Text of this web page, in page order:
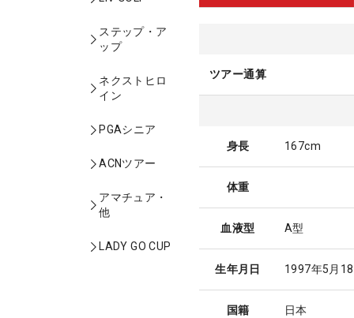
ステップ・ア
ップ
ネクストヒロ
イン
PGAシニア
ACNツアー
アマチュア・
他
LADY GO CUP
ツアー通算
身長 167cm
体重
血液型 A型
生年月日 1997年5月
国籍 日本